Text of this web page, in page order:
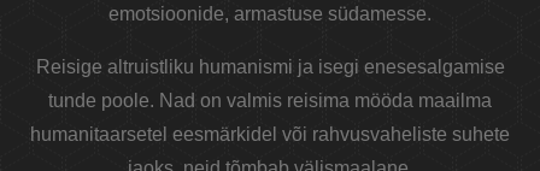
emotsioonide, armastuse südamesse.
Reisige altruistliku humanismi ja isegi enesesalgamise
tunde poole. Nad on valmis reisima mööda maailma
humanitaarsetel eesmärkidel või rahvusvaheliste suhete